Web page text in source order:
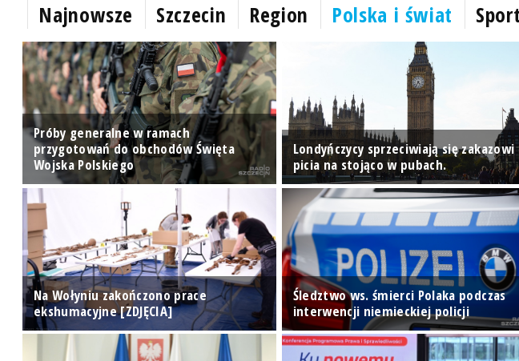
Najnowsze Szczecin Region Polska i świat Sport
Próby generalne w ramach
przygotowań do obchodów Święta
Wojska Polskiego
Londyńczycy sprzeciwiają się zakazowi
picia na stojąco w pubach.
Na Wołyniu zakończono prace
ekshumacyjne [ZDJĘCIA]
Śledztwo ws. śmierci Polaka podczas
interwencji niemieckiej policji